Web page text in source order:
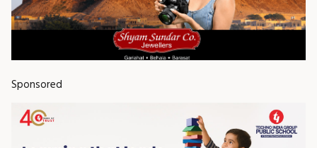
Sponsored